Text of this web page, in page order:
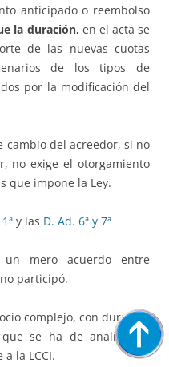
anticipado o reembolso
la duración, en el acta se
de las nuevas cuotas
de los tipos de
por la modificación del
cambio del acreedor, si no
no exige el otorgamiento
que impone la Ley.
y las D. Ad. 6ª y 7ª
mero acuerdo entre
participó.
complejo, con duración
se ha de analizar la
la LCCI.